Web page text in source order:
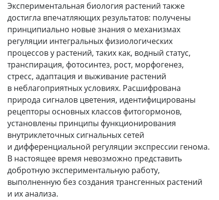
Экспериментальная биология растений также
достигла впечатляющих результатов: получены
принципиально новые знания о механизмах
регуляции интегральных физиологических
процессов у растений, таких как, водный статус,
транспирация, фотосинтез, рост, морфогенез,
стресс, адаптация и выживание растений
в неблагоприятных условиях. Расшифрована
природа сигналов цветения, идентифицированы
рецепторы основных классов фитогормонов,
установлены принципы функционирования
внутриклеточных сигнальных сетей
и дифференциальной регуляции экспрессии генома.
В настоящее время невозможно представить
добротную экспериментальную работу,
выполненную без создания трансгенных растений
и их анализа.